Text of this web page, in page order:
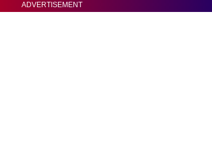
ADVERTISEMENT